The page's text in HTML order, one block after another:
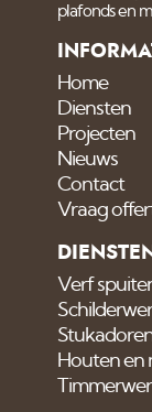
plafonds en
Home
Diensten
Projecten
Nieuws
Contact
Vraag
Verf
Houten en